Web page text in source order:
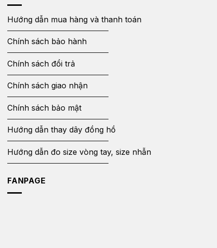
Hướng dẫn mua hàng và thanh toán
Chính sách bảo hành
Chính sách đổi trả
Chính sách giao nhận
Chính sách bảo mật
Hướng dẫn thay dây đồng hồ
Hướng dẫn đo size vòng tay, size nhẫn
FANPAGE